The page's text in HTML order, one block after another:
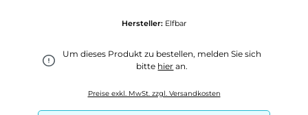
Hersteller: Elfbar
Um dieses Produkt zu bestellen, melden Sie sich
bitte hier an.
Preise exkl. MwSt. zzgl. Versandkosten